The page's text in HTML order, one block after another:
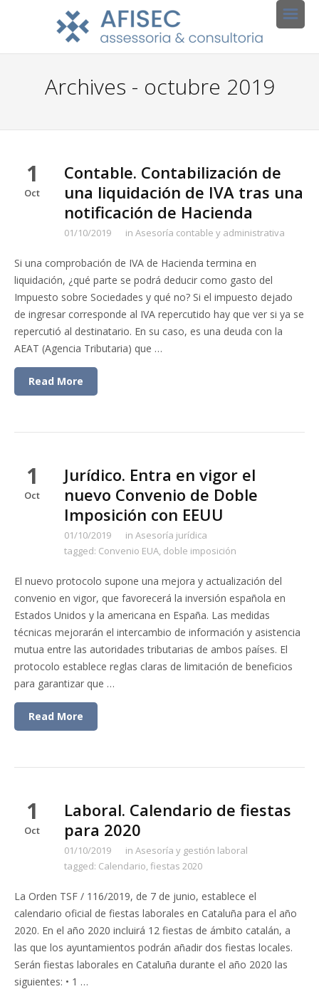
Archives - octubre 2019
1
Oct
Contable. Contabilización de
una liquidación de IVA tras una
notificación de Hacienda
01/10/2019 in Asesoría contable y administrativa
Si una comprobación de IVA de Hacienda termina en
liquidación, ¿qué parte se podrá deducir como gasto del
Impuesto sobre Sociedades y qué no? Si el impuesto dejado
de ingresar corresponde al IVA repercutido hay que ver si ya se
repercutió al destinatario. En su caso, es una deuda con la
AEAT (Agencia Tributaria) que …
Read More
1
Oct
Jurídico. Entra en vigor el
nuevo Convenio de Doble
Imposición con EEUU
01/10/2019 in Asesoría jurídica
tagged: Convenio EUA, doble imposición
El nuevo protocolo supone una mejora y actualización del
convenio en vigor, que favorecerá la inversión española en
Estados Unidos y la americana en España. Las medidas
técnicas mejorarán el intercambio de información y asistencia
mutua entre las autoridades tributarias de ambos países. El
protocolo establece reglas claras de limitación de beneficios
para garantizar que …
Read More
1
Oct
Laboral. Calendario de fiestas
para 2020
01/10/2019 in Asesoría y gestión laboral
tagged: Calendario,fiestas 2020
La Orden TSF / 116/2019, de 7 de junio, establece el
calendario oficial de fiestas laborales en Cataluña para el año
2020. En el año 2020 incluirá 12 fiestas de ámbito catalán, a
las que los ayuntamientos podrán añadir dos fiestas locales.
Serán fiestas laborales en Cataluña durante el año 2020 las
siguientes: • 1 …